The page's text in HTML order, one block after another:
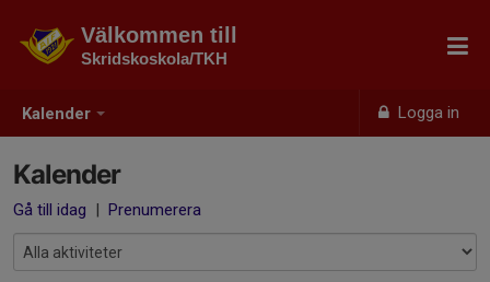
Kalender Logga in
Välkommen till
Skridskoskola/TKH
Kalender
Gå till idag | Prenumerera